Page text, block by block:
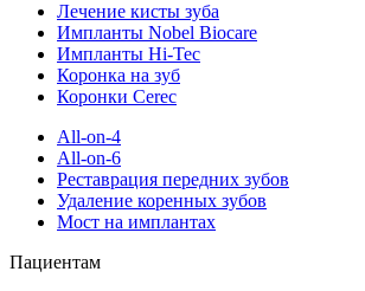
Лечение кисты зуба
Импланты Nobel Biocare
Импланты Hi-Tec
Коронка на зуб
Коронки Cerec
All-on-4
All-on-6
Реставрация передних зубов
Удаление коренных зубов
Мост на имплантах
Пациентам